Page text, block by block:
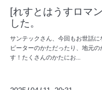
[れすとはうすロマ
した。
サンテックさん、今回もお世話
ピーターのかただったり、地元
す！たくさんのかたにお...